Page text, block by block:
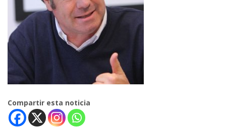
Compartir esta noticia